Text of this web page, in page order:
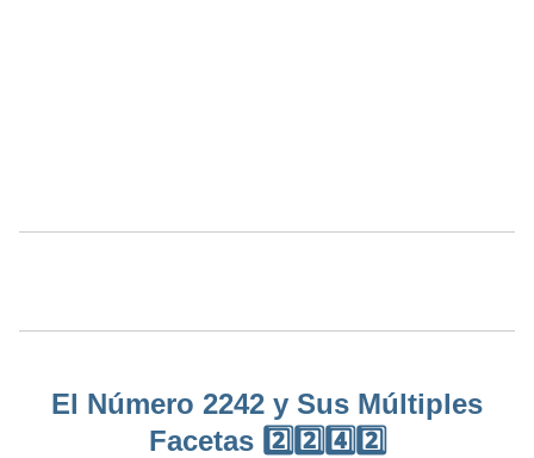
El Número 2242 y Sus Múltiples
Facetas 2️⃣2️⃣4️⃣2️⃣